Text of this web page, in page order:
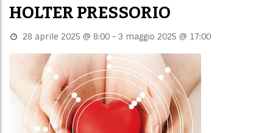
HOLTER PRESSORIO
28 aprile 2025 @ 8:00 - 3 maggio 2025 @ 17:00